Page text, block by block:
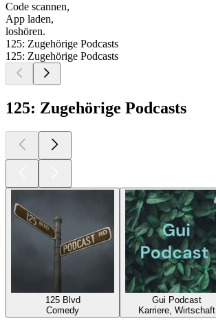
Code scannen,
App laden,
loshören.
125: Zugehörige Podcasts
125: Zugehörige Podcasts
125: Zugehörige Podcasts
125 Blvd
Comedy
Gui Podcast
Karriere, Wirtschaft